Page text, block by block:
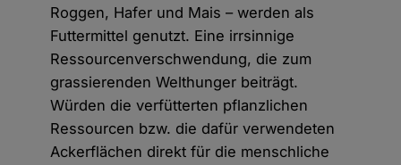
Roggen, Hafer und Mais – werden als
Futtermittel genutzt. Eine irrsinnige
Ressourcenverschwendung, die zum
grassierenden Welthunger beiträgt.
Würden die verfütterten pflanzlichen
Ressourcen bzw. die dafür verwendeten
Ackerflächen direkt für die menschliche